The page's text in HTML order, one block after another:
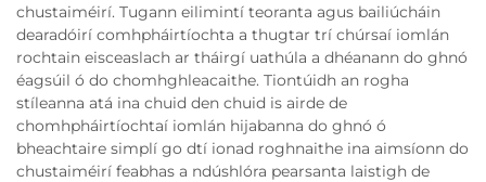
chustaiméirí. Tugann eilimintí teoranta agus bailiúcháin
dearadóirí comhpháirtíochta a thugtar trí chúrsaí iomlán
rochtain eisceaslach ar tháirgí uathúla a dhéanann do ghnó
éagsúil ó do chomhghleacaithe. Tiontúidh an rogha
stíleanna atá ina chuid den chuid is airde de
chomhpháirtíochtaí iomlán hijabanna do ghnó ó
bheachtaire simplí go dtí ionad roghnaithe ina aimsíonn do
chustaiméirí feabhas a ndúshlóra pearsanta laistigh de